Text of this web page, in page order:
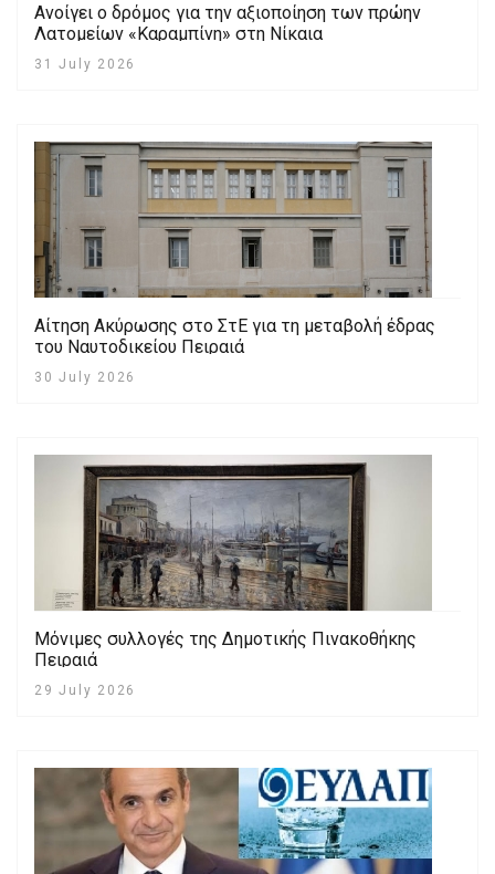
Aνοίγει ο δρόμος για την αξιοποίηση των πρώην
Λατομείων «Καραμπίνη» στη Νίκαια
31 July 2026
Αίτηση Ακύρωσης στο ΣτΕ για τη μεταβολή έδρας
του Ναυτοδικείου Πειραιά
30 July 2026
Μόνιμες συλλογές της Δημοτικής Πινακοθήκης
Πειραιά
29 July 2026